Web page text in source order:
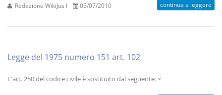
Redazione WikiJus I 05/07/2010 continua a leggere
Legge del 1975 numero 151 art. 102
L'art. 250 del codice civile è sostituito dal seguente: <